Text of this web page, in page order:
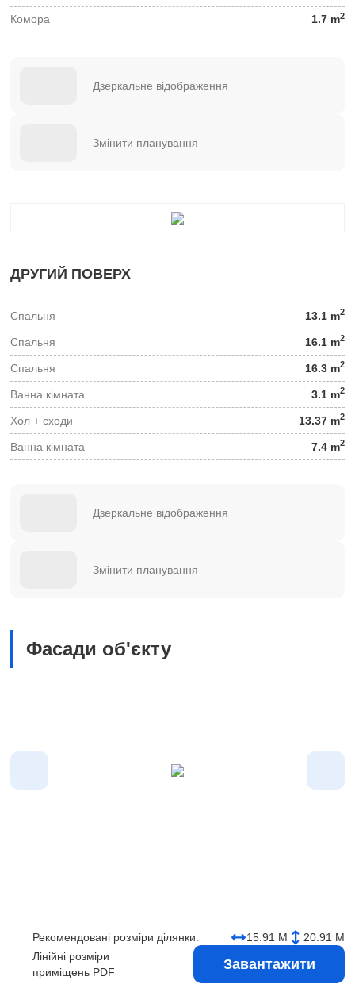
Комора 1.7 m2
Дзеркальне відображення
Змінити планування
ДРУГИЙ ПОВЕРХ
Спальня 13.1 m2
Спальня 16.1 m2
Спальня 16.3 m2
Ванна кімната 3.1 m2
Хол + сходи 13.37 m2
Ванна кімната 7.4 m2
Дзеркальне відображення
Змінити планування
Фасади об'єкту
Рекомендовані розміри ділянки: 15.91 М
20.91 М
Лінійні розміри
приміщень PDF
Завантажити